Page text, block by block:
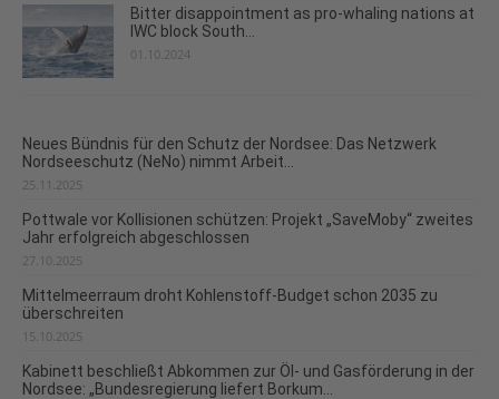
Bitter disappointment as pro-whaling nations at
IWC block South...
01.10.2024
Neues Bündnis für den Schutz der Nordsee: Das Netzwerk
Nordseeschutz (NeNo) nimmt Arbeit...
25.11.2025
Pottwale vor Kollisionen schützen: Projekt „SaveMoby“ zweites
Jahr erfolgreich abgeschlossen
27.10.2025
Mittelmeerraum droht Kohlenstoff-Budget schon 2035 zu
überschreiten
15.10.2025
Kabinett beschließt Abkommen zur Öl- und Gasförderung in der
Nordsee: „Bundesregierung liefert Borkum...